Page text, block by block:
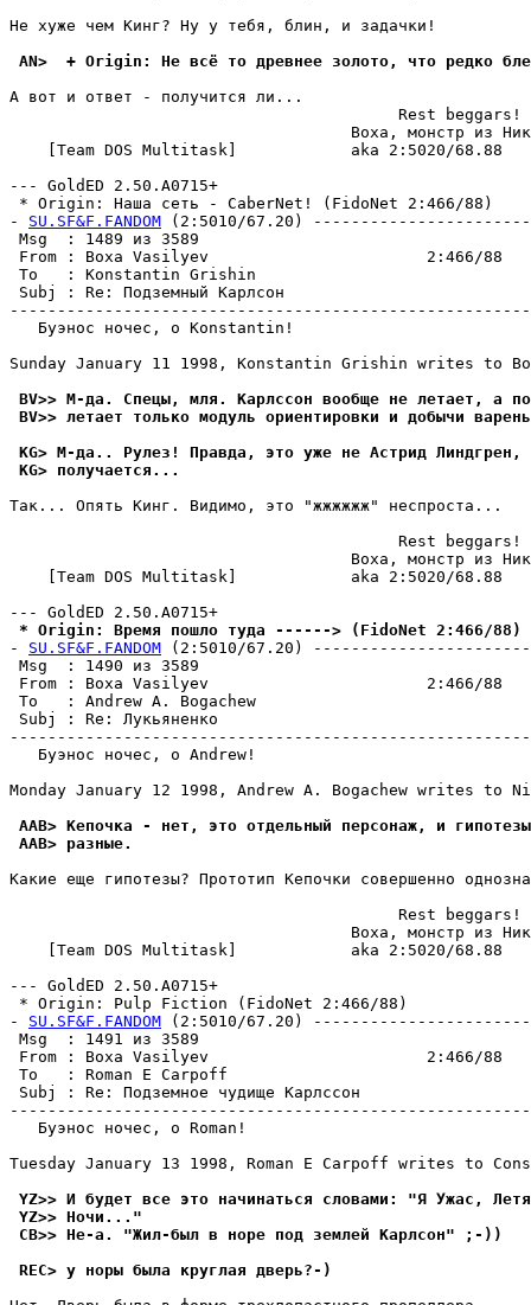
Не хуже чем Кинг? Ну у тебя, блин, и задачки!
AN>  + Origin: Не всё то древнее золото, что редко
А вот и ответ - получится ли...
                                         Rest beggars!
Boxa, монстр из
    [Team DOS Multitask]            aka 2:5020/68.88
--- GoldED 2.50.A0715+
* Origin: Наша сеть - CaberNet! (FidoNet 2:466/88)
- SU.SF&F.FANDOM (2:5010/67.20)
Msg  : 1489
From : Boxa Vasilyev                       2:466/88
To   : Konstantin Grishin
Subj : Re:
   Буэнос ночес, о Konstantin!
Sunday January 11 1998, Konstantin Grishin writes to
BV>> М-да. Спецы, мля. Карлссон вообще не летает, а
BV>> летает только модуль ориентировки и добычи
KG> М-да.. Рулез! Правда, это уже не Астрид Линдгрен,
KG> получается...
Так... Опять Кинг. Видимо, это "жжжжжж" неспроста...
                                         Rest beggars!
Boxa, монстр из
    [Team DOS Multitask]            aka 2:5020/68.88
* Origin: Время пошло туда ------> (FidoNet 2:466/88)
- SU.SF&F.FANDOM (2:5010/67.20)
Msg  : 1490
From : Boxa Vasilyev                       2:466/88
To   : Andrew A. Bogachew
Subj : Re:
   Буэнос ночес, о Andrew!
Monday January 12 1998, Andrew A. Bogachew writes to
AAB> Кепочка - нет, это отдельный персонаж, и
AAB> pазные.
Какие еще гипотезы? Прототип Кепочки совершенно
                                         Rest beggars!
Boxa, монстр из
    [Team DOS Multitask]            aka 2:5020/68.88
--- GoldED 2.50.A0715+
* Origin: Pulp Fiction (FidoNet 2:466/88)
- SU.SF&F.FANDOM (2:5010/67.20)
Msg  : 1491
From : Boxa Vasilyev                       2:466/88
To   : Roman E Carpoff
Subj : Re: Подземное
   Буэнос ночес, о Roman!
Tuesday January 13 1998, Roman E Carpoff writes to
YZ>> И будет все это начинаться словами: "Я Ужас,
YZ>> Hочи..."
CB>> Hе-а. "Жил-был в норе под землей Карлсон" ;-))
REC> у норы была круглая дверь?-)